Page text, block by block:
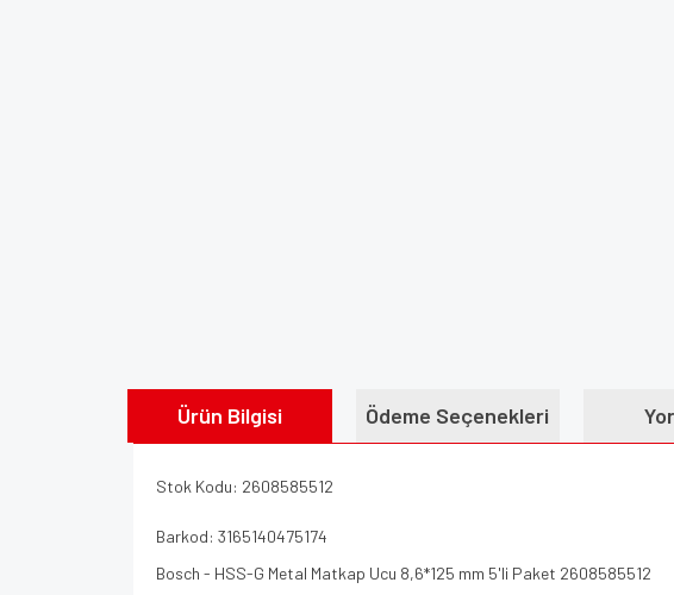
Ürün Bilgisi Ödeme Seçenekleri
Stok Kodu: 2608585512
Barkod: 3165140475174
Bosch - HSS-G Metal Matkap Ucu 8,6*125 mm 5'li Paket 2608585512